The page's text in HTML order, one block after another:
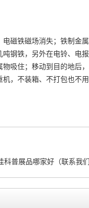
磁铁磁场消失；铁制金属
钢铁，另外在电铃、电
吸住；移动到目的地后
，不装箱、不打包也不
普展品哪家好（联系我们